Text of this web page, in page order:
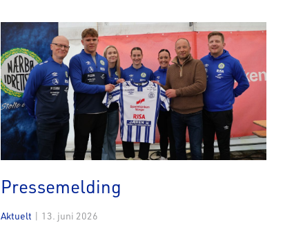
Pressemelding
Aktuelt | 13. juni 2026